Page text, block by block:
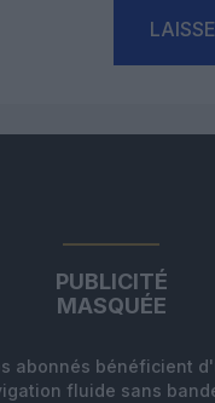
PUBLICITÉ
MASQUÉE
abonnés bénéficient
fluide sans